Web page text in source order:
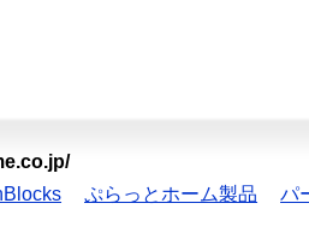
ぷらっとホーム製品 パ